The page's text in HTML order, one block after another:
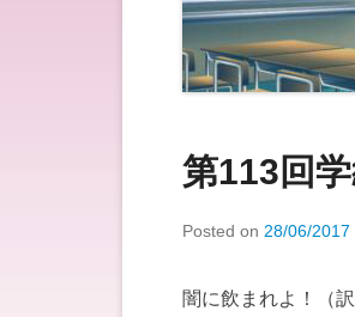
第113回
Posted on 28/06/2017
闇に飲まれよ！（